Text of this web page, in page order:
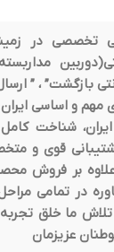
تخصصی در
بازگشت” ، ”
مهم و اساسی
بازار ایران، شناخت
قوی و
بر فروش
در تمامی
ما خلق
عزیزمان